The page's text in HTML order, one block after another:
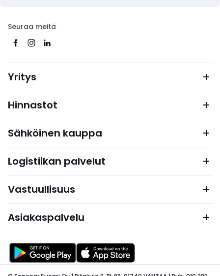
Seuraa meitä
Yritys
Hinnastot
Sähköinen kauppa
Logistiikan palvelut
Vastuullisuus
Asiakaspalvelu